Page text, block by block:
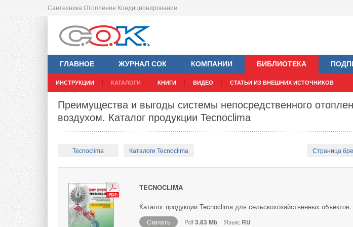
Сантехника Отопление Кондиционирование
ГЛАВНОЕ ЖУРНАЛ СОК КОМПАНИИ БИБЛИОТЕКА
ИНСТРУКЦИИ КАТАЛОГИ КНИГИ ВИДЕО СТАТЬИ ИЗ ВНЕШНИХ ИСТОЧНИКОВ
Преимущества и выгоды системы непосредственного
воздухом. Каталог продукции Tecnoclima
Tecnoclima Каталоги Tecnoclima Страница
TECNOCLIMA
Каталог продукции Tecnoclima для сельскохозяйственных объектов.
Скачать Pdf3.83 Mb Язык: RU